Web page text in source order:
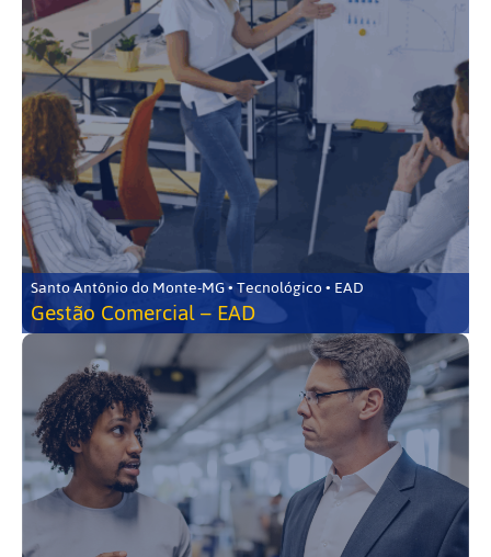
Santo Antônio do Monte-MG • Tecnológico • EAD
Gestão Comercial – EAD